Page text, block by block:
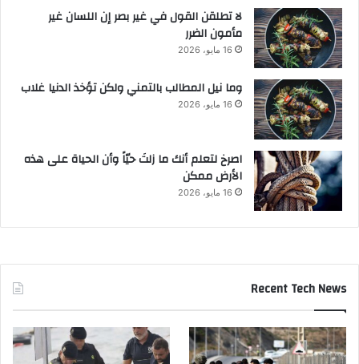
لا تطلقن القول في غير بصر إن اللسان غير
مأمون الضرر
16 مايو، 2026
وما نيل المطالب بالتمني ولكن تؤخذ الدنيا غلاب
16 مايو، 2026
‫اصرخ لتعلم أنك ما زلتَ حيّاً وأن الحياة على هذه
الأرض ممكن
16 مايو، 2026
Recent Tech News